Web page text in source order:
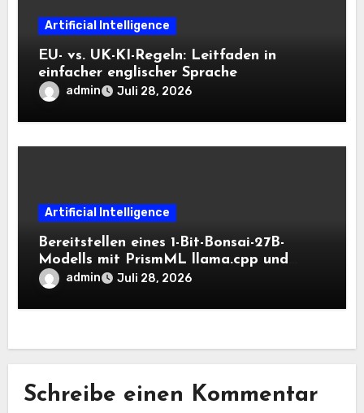
Artificial Intelligence
EU- vs. UK-KI-Regeln: Leitfaden in
einfacher englischer Sprache
admin Juli 28, 2026
Artificial Intelligence
Bereitstellen eines 1-Bit-Bonsai-27B-
Modells mit PrismML llama.cpp und
OpenAI-kompatiblen lokalen Inferenz-
Workflows
admin Juli 28, 2026
Schreibe einen Kommentar